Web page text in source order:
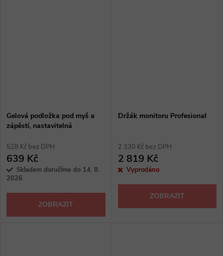
Gelová podložka pod myš a
zápěstí, nastavitelná
528 Kč bez DPH
639 Kč
Skladem doručíme do 14. 8.
2026
ZOBRAZIT
Držák monitoru Profesional
2 330 Kč bez DPH
2 819 Kč
Vyprodáno
ZOBRAZIT